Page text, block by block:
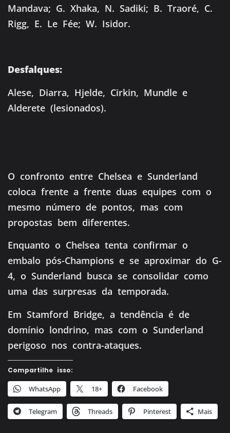
Mandava; G. Xhaka, N. Sadiki; B. Traoré, C.
Rigg, E. Le Fée; W. Isidor.
Desfalques:
Alese, Diarra, Hjelde, Cirkin, Mundle e
Alderete (lesionados).
O confronto entre Chelsea e Sunderland
coloca frente a frente duas equipes com o
mesmo número de pontos, mas com
propostas bem diferentes.
Enquanto o Chelsea tenta confirmar o
embalo pós-Champions e se aproximar do G-
4, o Sunderland busca se consolidar como
uma das surpresas da temporada.
Em Stamford Bridge, a tendência é de
domínio londrino, mas com o Sunderland
perigoso nos contra-ataques.
Compartilhe isso:
WhatsApp 18+ Facebook
Telegram Threads Pinterest Mais